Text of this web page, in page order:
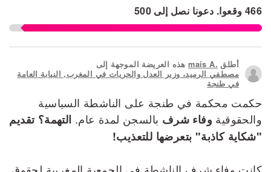
466 وقعوا. دعونا نصل إلى500
أطلق mais A.هذه العريضة الموجهة إلى
مصطفي الرميد، وزير العدل والحريات في المغرب, النيابة العامة
في طنجة
حكمت محكمة في طنجة على الناشطة السياسية
والحقوقية وفاء شرف بالسجن لمدة عام. التهمة؟ تقديم
"شكاية كاذبة" بتعرضها للتعذيب!